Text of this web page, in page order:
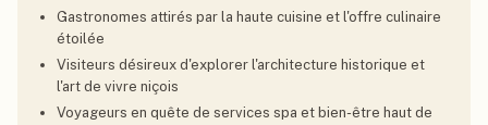
Gastronomes attirés par la haute cuisine et l'offre culinaire
étoilée
Visiteurs désireux d'explorer l'architecture historique et
l'art de vivre niçois
Voyageurs en quête de services spa et bien-être haut de